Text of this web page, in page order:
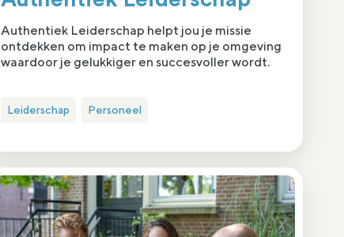
Authentiek Leiderschap helpt jou je missie
ontdekken om impact te maken op je omgeving
waardoor je gelukkiger en succesvoller wordt.
Leiderschap Personeel